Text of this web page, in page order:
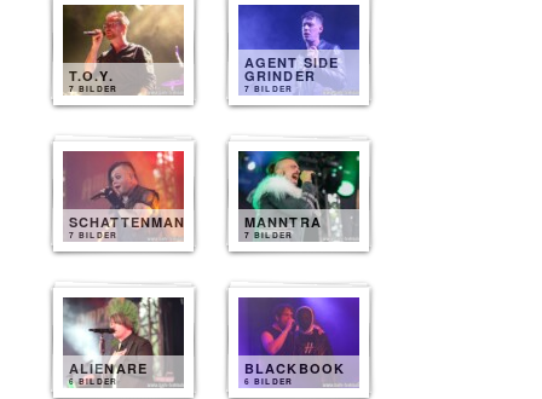
T.O.Y.
7 BILDER
AGENT SIDE
GRINDER
7 BILDER
SCHATTENMANN
7 BILDER
MANNTRA
7 BILDER
ALIENARE
6 BILDER
BLACKBOOK
6 BILDER